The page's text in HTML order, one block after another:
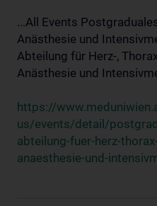
...All Events
Anästhesie und
Abteilung für Herz-,
Anästhesie und
https://
us/events/detail/
abteilung-fuer-herz-
anaesthesie-und-